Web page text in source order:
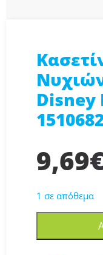
Disney
9,69
1 σε απόθεμα